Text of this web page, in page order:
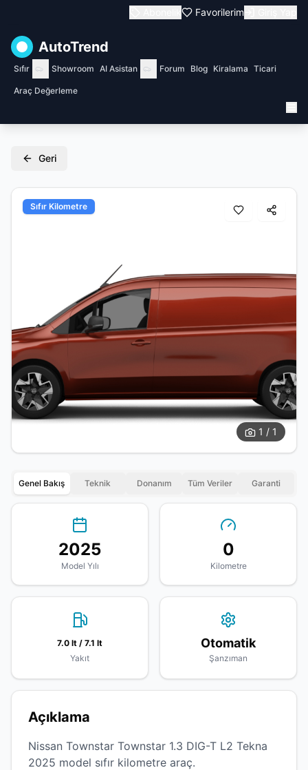
Favorilerim
AutoTrend
Sıfır Showroom AI Asistan Forum Blog Kiralama Ticari
Araç Değerleme
Geri
Sıfır Kilometre
1 / 1
Genel Bakış Teknik Donanım Tüm Veriler Garanti
2025
Model Yılı
0
Kilometre
7.0 lt / 7.1 lt
Yakıt
Otomatik
Şanzıman
Açıklama
Nissan Townstar Townstar 1.3 DIG-T L2 Tekna
2025 model sıfır kilometre araç.